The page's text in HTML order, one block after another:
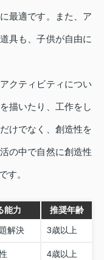
最適です。また、ア
具も、子供が自由に
クティビティについ
描いたり、工作をし
けでなく、創造性を
の中で自然に創造性
す。
能力 推奨年齢
解決 3歳以上
4歳以上